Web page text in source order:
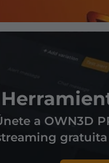
a OWN3D